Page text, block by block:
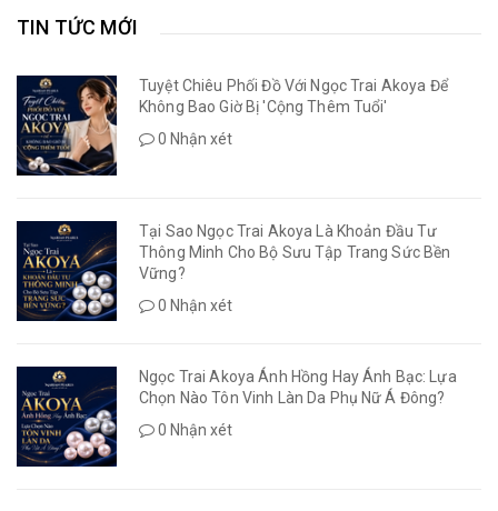
TIN TỨC MỚI
Tuyệt Chiêu Phối Đồ Với Ngọc Trai Akoya Để
Không Bao Giờ Bị 'Cộng Thêm Tuổi'
0 Nhận xét
Tại Sao Ngọc Trai Akoya Là Khoản Đầu Tư
Thông Minh Cho Bộ Sưu Tập Trang Sức Bền
Vững?
0 Nhận xét
Ngọc Trai Akoya Ánh Hồng Hay Ánh Bạc: Lựa
Chọn Nào Tôn Vinh Làn Da Phụ Nữ Á Đông?
0 Nhận xét